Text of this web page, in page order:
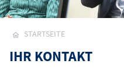
STARTSEITE
IHR KONTAKT